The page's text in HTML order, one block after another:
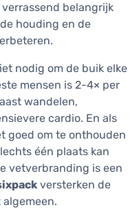
belangrijk
houding en de
nodig om de buik elke
mensen is 2-4× per
wandelen,
cardio. En als
goed om te onthouden
één plaats kan
vetverbranding is een
versterken de